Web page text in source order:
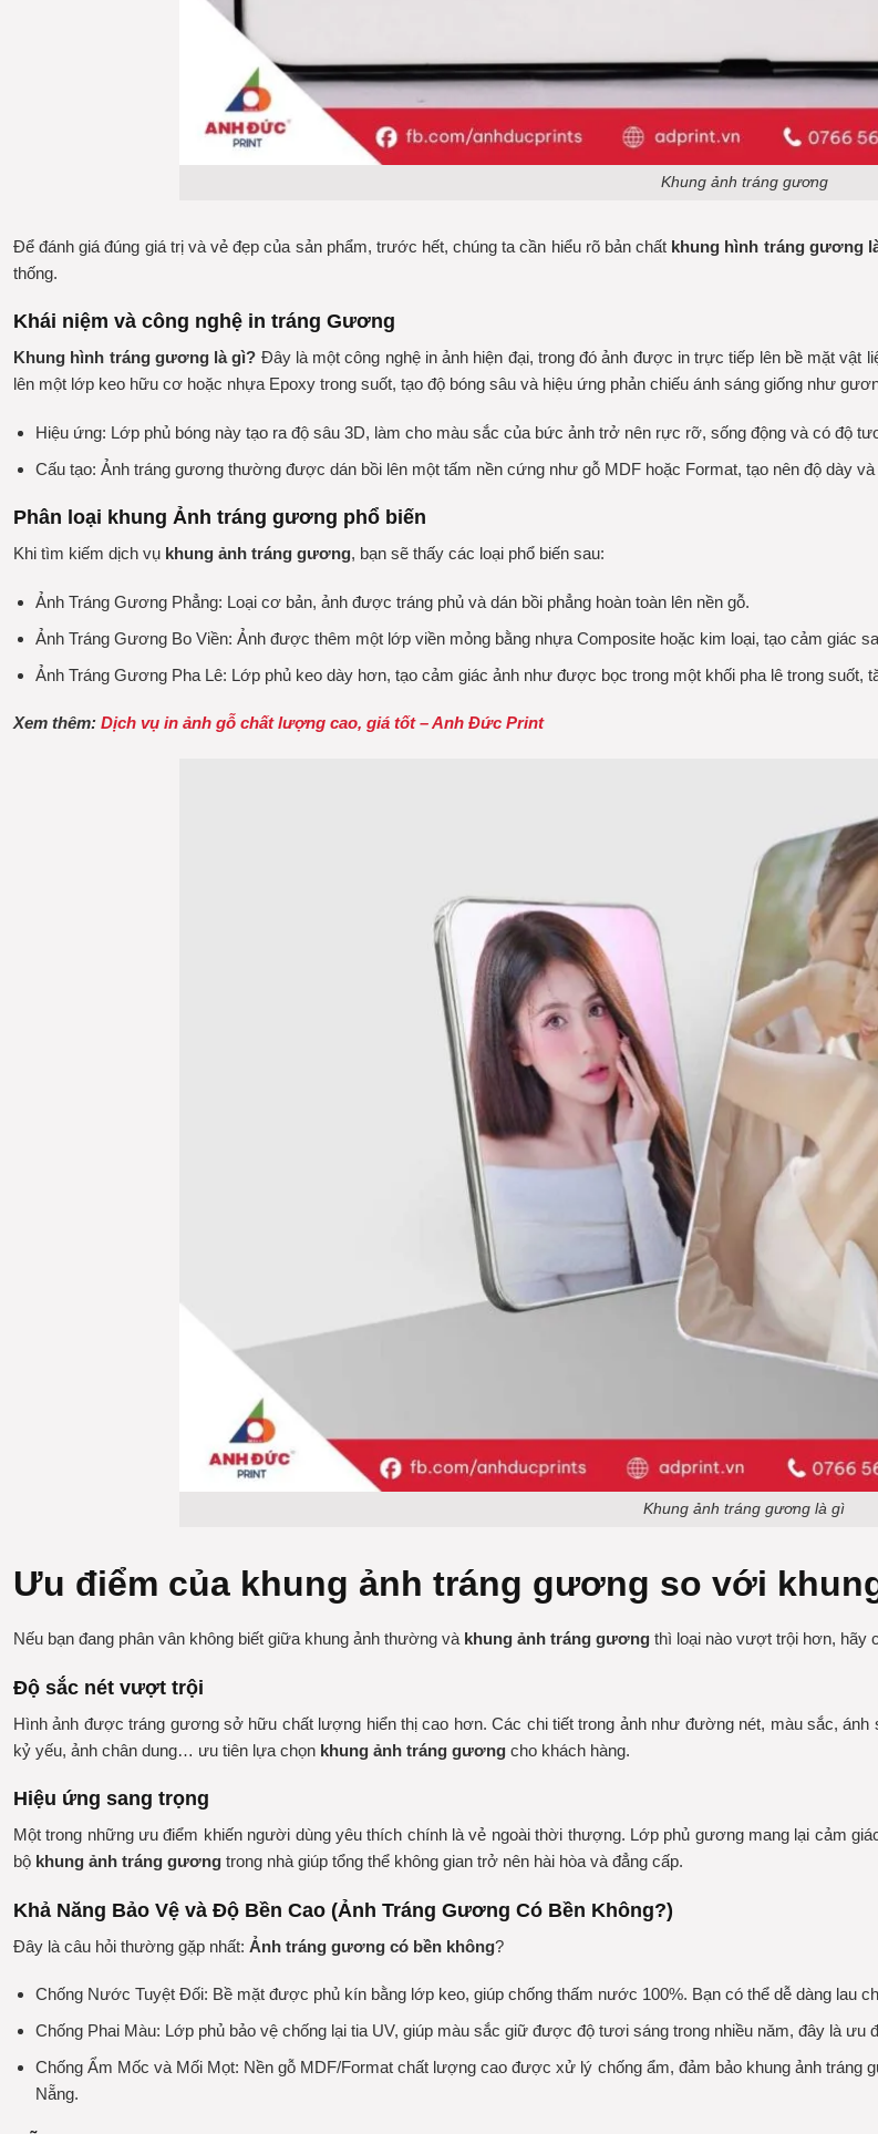
Khung ảnh tráng gương
Để đánh giá đúng giá trị và vẻ đẹp của sản phẩm, trước hết, chúng ta cần hiểu rõ bản chất khung hình tráng gương
thống.
Khái niệm và công nghệ in tráng Gương
Khung hình tráng gương là gì? Đây là một công nghệ in ảnh hiện đại, trong đó ảnh được in trực tiếp lên bề mặt
lên một lớp keo hữu cơ hoặc nhựa Epoxy trong suốt, tạo độ bóng sâu và hiệu ứng phản chiếu ánh sáng giống như
Hiệu ứng: Lớp phủ bóng này tạo ra độ sâu 3D, làm cho màu sắc của bức ảnh trở nên rực rỡ, sống động và có độ
Cấu tạo: Ảnh tráng gương thường được dán bồi lên một tấm nền cứng như gỗ MDF hoặc Format, tạo nên độ dày
Phân loại khung Ảnh tráng gương phổ biến
Khi tìm kiếm dịch vụ khung ảnh tráng gương, bạn sẽ thấy các loại phổ biến sau:
Ảnh Tráng Gương Phẳng: Loại cơ bản, ảnh được tráng phủ và dán bồi phẳng hoàn toàn lên nền gỗ.
Ảnh Tráng Gương Bo Viền: Ảnh được thêm một lớp viền mỏng bằng nhựa Composite hoặc kim loại, tạo cảm giác
Ảnh Tráng Gương Pha Lê: Lớp phủ keo dày hơn, tạo cảm giác ảnh như được bọc trong một khối pha lê trong suốt,
Xem thêm: Dịch vụ in ảnh gỗ chất lượng cao, giá tốt – Anh Đức Print
Khung ảnh tráng gương là gì
Ưu điểm của khung ảnh tráng gương so với
Nếu bạn đang phân vân không biết giữa khung ảnh thường và khung ảnh tráng gương thì loại nào vượt trội hơn, hãy
Độ sắc nét vượt trội
Hình ảnh được tráng gương sở hữu chất lượng hiển thị cao hơn. Các chi tiết trong ảnh như đường nét, màu sắc,
kỷ yếu, ảnh chân dung… ưu tiên lựa chọn khung ảnh tráng gương cho khách hàng.
Hiệu ứng sang trọng
Một trong những ưu điểm khiến người dùng yêu thích chính là vẻ ngoài thời thượng. Lớp phủ gương mang lại cảm
bộ khung ảnh tráng gương trong nhà giúp tổng thể không gian trở nên hài hòa và đẳng cấp.
Khả Năng Bảo Vệ và Độ Bền Cao (Ảnh Tráng Gương Có Bền Không?)
Đây là câu hỏi thường gặp nhất: Ảnh tráng gương có bền không?
Chống Nước Tuyệt Đối: Bề mặt được phủ kín bằng lớp keo, giúp chống thấm nước 100%. Bạn có thể dễ dàng lau
Chống Phai Màu: Lớp phủ bảo vệ chống lại tia UV, giúp màu sắc giữ được độ tươi sáng trong nhiều năm, đây là ưu
Chống Ẩm Mốc và Mối Mọt: Nền gỗ MDF/Format chất lượng cao được xử lý chống ẩm, đảm bảo khung ảnh tráng
Nẵng.